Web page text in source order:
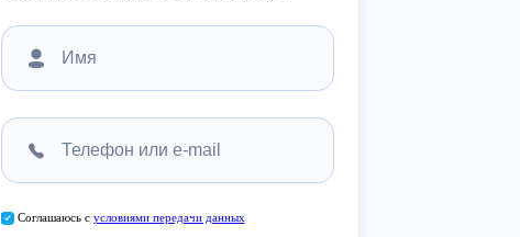
Соглашаюсь с условиями передачи данных